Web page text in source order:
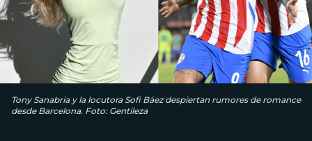
Tony Sanabria y la locutora Sofi Báez despiertan rumores de romance
desde Barcelona. Foto: Gentileza